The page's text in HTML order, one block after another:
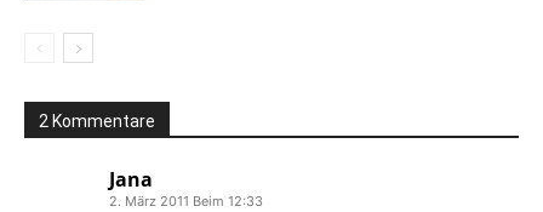
2 Kommentare
Jana
2. März 2011 Beim 12:33